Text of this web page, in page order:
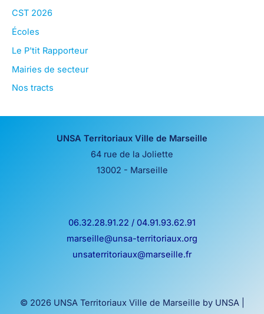
CST 2026
Écoles
Le P'tit Rapporteur
Mairies de secteur
Nos tracts
UNSA Territoriaux Ville de Marseille
64 rue de la Joliette
13002 - Marseille
06.32.28.91.22 / 04.91.93.62.91
marseille@unsa-territoriaux.org
unsaterritoriaux@marseille.fr
© 2026 UNSA Territoriaux Ville de Marseille by UNSA |